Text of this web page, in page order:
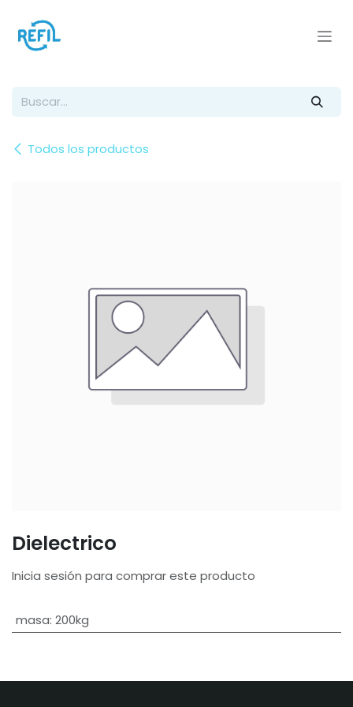
Todos los productos
Dielectrico
Inicia sesión para comprar este producto
masa: 200kg